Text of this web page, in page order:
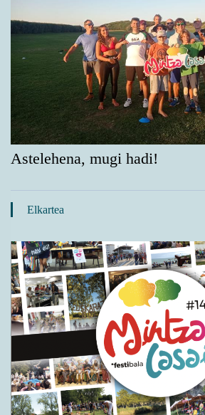
Astelehena, mugi hadi!
Elkartea